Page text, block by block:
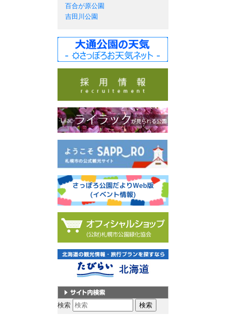
百合が原公園
吉田川公園
サイト内検索
検索